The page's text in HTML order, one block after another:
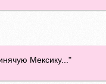
Мексику..."